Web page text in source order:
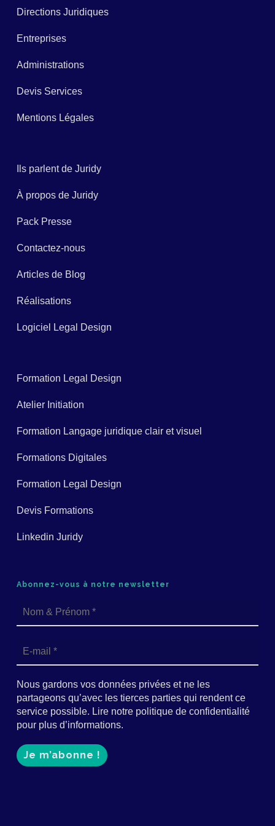
Directions Juridiques
Entreprises
Administrations
Devis Services
Mentions Légales
Ils parlent de Juridy
À propos de Juridy
Pack Presse
Contactez-nous
Articles de Blog
Réalisations
Logiciel Legal Design
Formation Legal Design
Atelier Initiation
Formation Langage juridique clair et visuel
Formations Digitales
Formation Legal Design
Devis Formations
Linkedin Juridy
Abonnez-vous à notre newsletter
Nous gardons vos données privées et ne les
partageons qu’avec les tierces parties qui rendent ce
service possible. Lire notre politique de confidentialité
pour plus d’informations.